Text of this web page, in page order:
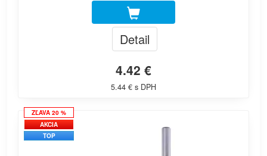
Detail
4.42 €
5.44 € s DPH
ZĽAVA 20 %
AKCIA
TOP